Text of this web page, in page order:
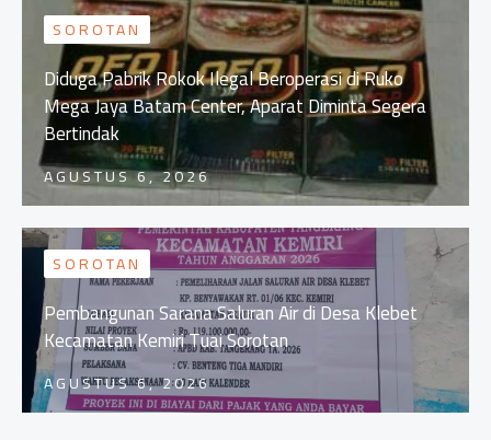
SOROTAN
Diduga Pabrik Rokok Ilegal Beroperasi di Ruko
Mega Jaya Batam Center, Aparat Diminta Segera
Bertindak
AGUSTUS 6, 2026
SOROTAN
Pembangunan Sarana Saluran Air di Desa Klebet
Kecamatan Kemiri Tuai Sorotan
AGUSTUS 6, 2026